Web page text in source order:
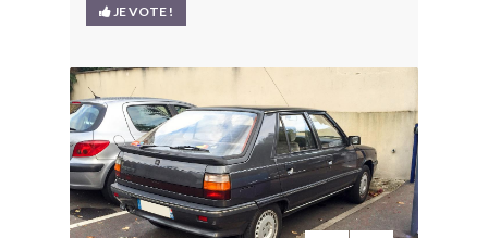
LE BLOG
BONJOURLAVIEILLE ?
MODÈLES ET MARQUES
COMMENT FONCTIONNE BLV ?
JE VOTE !